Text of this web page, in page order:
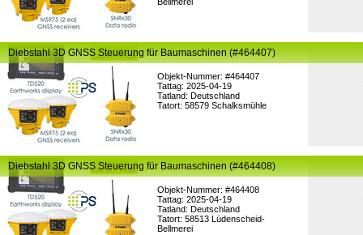
Objekt-Nummer: #464407
Tattag: 2025-04-19
Tatland: Deutschland
Tatort: 58579 Schalksmühle
Diebstahl 3D GNSS Steuerung für Baumaschinen (#464407)
Objekt-Nummer: #464408
Tattag: 2025-04-19
Tatland: Deutschland
Tatort: 58513 Lüdenscheid-
Bellmerei
Diebstahl 3D GNSS Steuerung für Baumaschinen (#464408)